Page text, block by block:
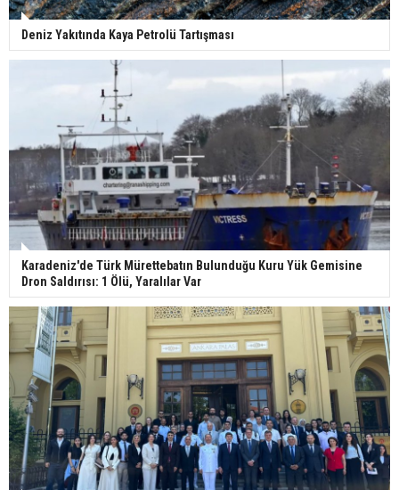
Deniz Yakıtında Kaya Petrolü Tartışması
Karadeniz'de Türk Mürettebatın Bulunduğu Kuru Yük Gemisine
Dron Saldırısı: 1 Ölü, Yaralılar Var